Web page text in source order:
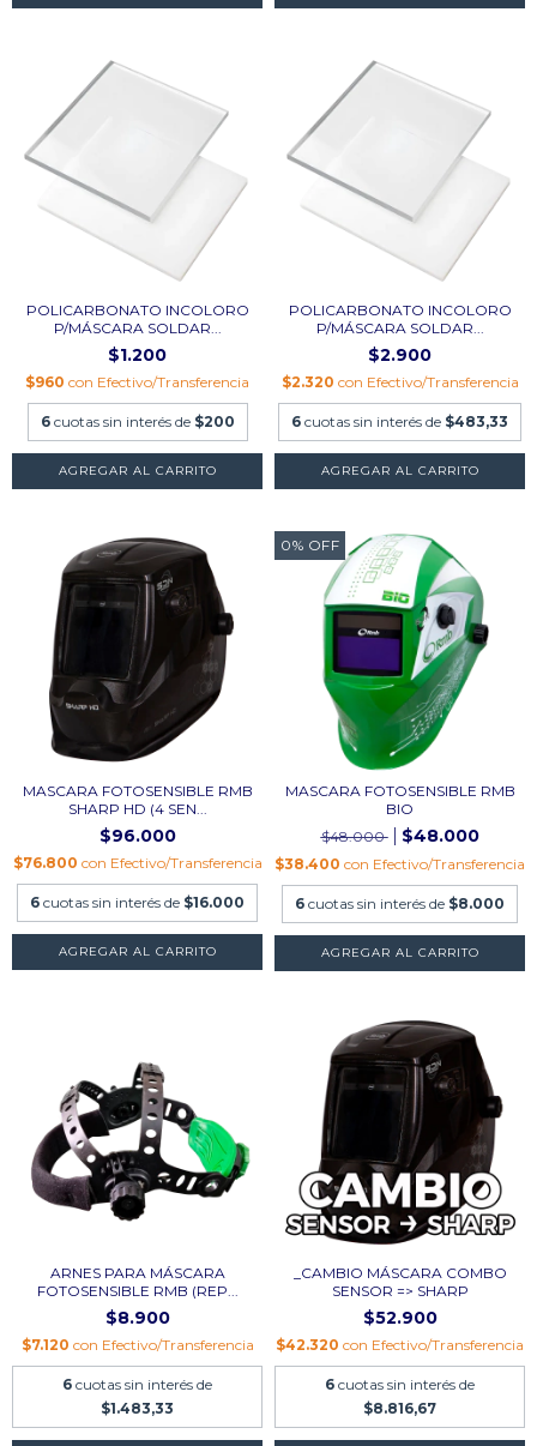
POLICARBONATO INCOLORO
P/MÁSCARA SOLDAR...
$1.200
$960 con Efectivo/Transferencia
6 cuotas sin interés de $200
POLICARBONATO INCOLORO
P/MÁSCARA SOLDAR...
$2.900
$2.320 con Efectivo/Transferencia
6 cuotas sin interés de $483,33
MASCARA FOTOSENSIBLE RMB
SHARP HD (4 SEN...
$96.000
$76.800 con Efectivo/Transferencia
6 cuotas sin interés de $16.000
0% OFF
MASCARA FOTOSENSIBLE RMB
BIO
$48.000
$48.000
$38.400 con Efectivo/Transferencia
6 cuotas sin interés de $8.000
ARNES PARA MÁSCARA
FOTOSENSIBLE RMB (REP...
$8.900
$7.120 con Efectivo/Transferencia
6 cuotas sin interés de
$1.483,33
_CAMBIO MÁSCARA COMBO
SENSOR => SHARP
$52.900
$42.320 con Efectivo/Transferencia
6 cuotas sin interés de
$8.816,67